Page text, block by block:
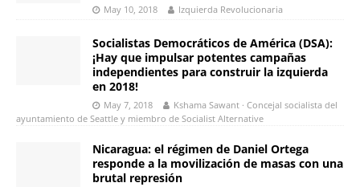
May 10, 2018 Izquierda Revolucionaria
Socialistas Democráticos de América (DSA):
¡Hay que impulsar potentes campañas
independientes para construir la izquierda
en 2018!
May 7, 2018
Kshama Sawant · Concejal socialista del
ayuntamiento de Seattle y miembro de Socialist Alternative
Nicaragua: el régimen de Daniel Ortega
responde a la movilización de masas con una
brutal represión